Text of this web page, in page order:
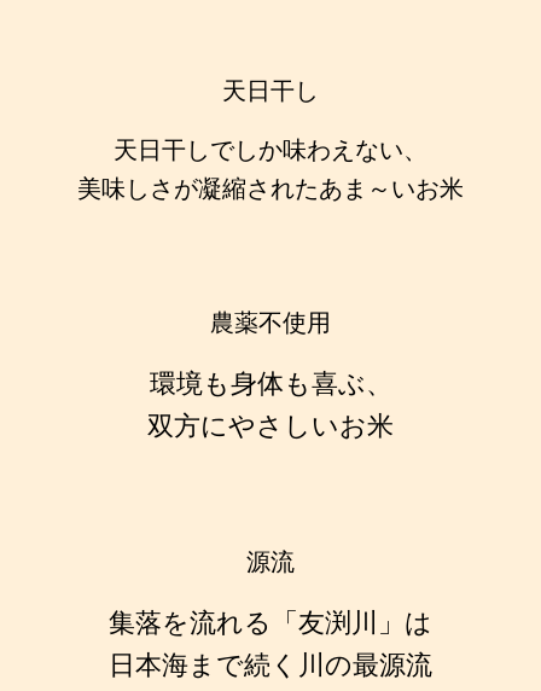
天日干し
天日干しでしか味わえない、
美味しさが凝縮されたあま～いお米
農薬不使用
環境も身体も喜ぶ、
双方にやさしいお米
源流
集落を流れる「友渕川」は
日本海まで続く川の最源流